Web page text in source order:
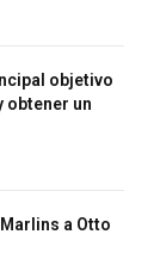
objetivo
obtener un
a Otto